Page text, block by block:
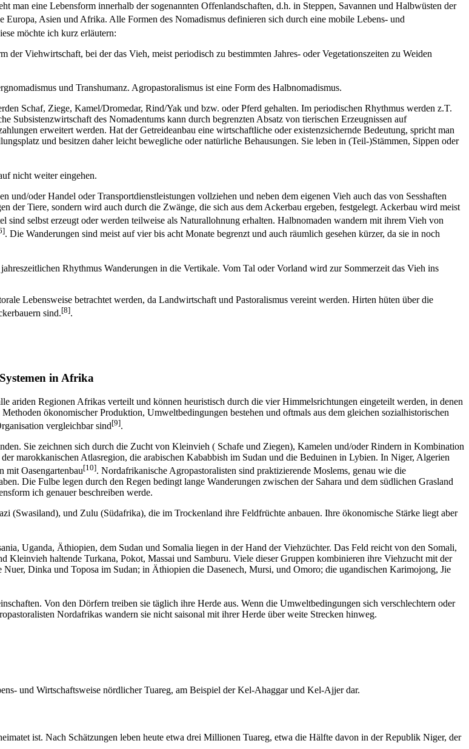
man eine Lebensform innerhalb der sogenannten Offenlandschaften, d.h. in Steppen, Savannen und Halbwüsten der
Asien und Afrika. Alle Formen des Nomadismus definieren sich durch eine mobile Lebens- und
möchte ich kurz erläutern:
Viehwirtschaft, bei der das Vieh, meist periodisch zu bestimmten Jahres- oder Vegetationszeiten zu Weiden
und Transhumanz. Agropastoralismus ist eine Form des Halbnomadismus.
Schaf, Ziege, Kamel/Dromedar, Rind/Yak und bzw. oder Pferd gehalten. Im periodischen Rhythmus werden z.T.
Subsistenzwirtschaft des Nomadentums kann durch begrenzten Absatz von tierischen Erzeugnissen auf
erweitert werden. Hat der Getreideanbau eine wirtschaftliche oder existenzsichernde Bedeutung, spricht man
und besitzen daher leicht bewegliche oder natürliche Behausungen. Sie leben in (Teil-)Stämmen, Sippen oder
nicht weiter eingehen.
oder Handel oder Transportdienstleistungen vollziehen und neben dem eigenen Vieh auch das von Sesshaften
der Tiere, sondern wird auch durch die Zwänge, die sich aus dem Ackerbau ergeben, festgelegt. Ackerbau wird meist
sind selbst erzeugt oder werden teilweise als Naturallohnung erhalten. Halbnomaden wandern mit ihrem Vieh von
. Die Wanderungen sind meist auf vier bis acht Monate begrenzt und auch räumlich gesehen kürzer, da sie in noch
Rhythmus Wanderungen in die Vertikale. Vom Tal oder Vorland wird zur Sommerzeit das Vieh ins
Lebensweise betrachtet werden, da Landwirtschaft und Pastoralismus vereint werden. Hirten hüten über die
sind.[8].
in Afrika
ariden Regionen Afrikas verteilt und können heuristisch durch die vier Himmelsrichtungen eingeteilt werden, in denen
ökonomischer Produktion, Umweltbedingungen bestehen und oftmals aus dem gleichen sozialhistorischen
vergleichbar sind[9].
Sie zeichnen sich durch die Zucht von Kleinvieh ( Schafe und Ziegen), Kamelen und/oder Rindern in Kombination
marokkanischen Atlasregion, die arabischen Kababbish im Sudan und die Beduinen in Lybien. In Niger, Algerien
mit Oasengartenbau[10]. Nordafrikanische Agropastoralisten sind praktizierende Moslems, genau wie die
Die Fulbe legen durch den Regen bedingt lange Wanderungen zwischen der Sahara und dem südlichen Grasland
ich genauer beschreiben werde.
(Swasiland), und Zulu (Südafrika), die im Trockenland ihre Feldfrüchte anbauen. Ihre ökonomische Stärke liegt aber
Uganda, Äthiopien, dem Sudan und Somalia liegen in der Hand der Viehzüchter. Das Feld reicht von den Somali,
Kleinvieh haltende Turkana, Pokot, Massai und Samburu. Viele dieser Gruppen kombinieren ihre Viehzucht mit der
Dinka und Toposa im Sudan; in Äthiopien die Dasenech, Mursi, und Omoro; die ugandischen Karimojong, Jie
Von den Dörfern treiben sie täglich ihre Herde aus. Wenn die Umweltbedingungen sich verschlechtern oder
Nordafrikas wandern sie nicht saisonal mit ihrer Herde über weite Strecken hinweg.
und Wirtschaftsweise nördlicher Tuareg, am Beispiel der Kel-Ahaggar und Kel-Ajjer dar.
ist. Nach Schätzungen leben heute etwa drei Millionen Tuareg, etwa die Hälfte davon in der Republik Niger, der